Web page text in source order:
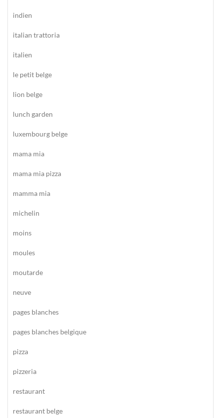
indien
italian trattoria
italien
le petit belge
lion belge
lunch garden
luxembourg belge
mama mia
mama mia pizza
mamma mia
michelin
moins
moules
moutarde
neuve
pages blanches
pages blanches belgique
pizza
pizzeria
restaurant
restaurant belge